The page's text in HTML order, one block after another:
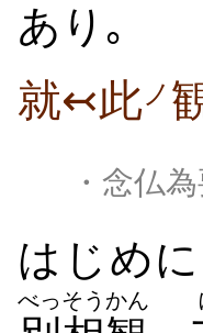
あり｡
就↢此 ノ
・念仏
はじめに
べっそう かん